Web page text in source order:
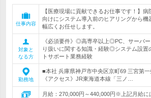
仕事内容
【医療現場に貢献できるお仕事です！】
向けにシステム導入前のヒアリングから機
幅広くお任せします。
対象と
なる方
《必須要件》◎高専卒以上◎PC、サーバ
り扱いに関する知識・経験◎システム設置
トサポート業務経験
勤務地
■本社 兵庫県神戸市中央区京町69 三宮第
《アクセス》JR東海道本線「三ノ…
月給：270,000円～440,000円※上記月給に